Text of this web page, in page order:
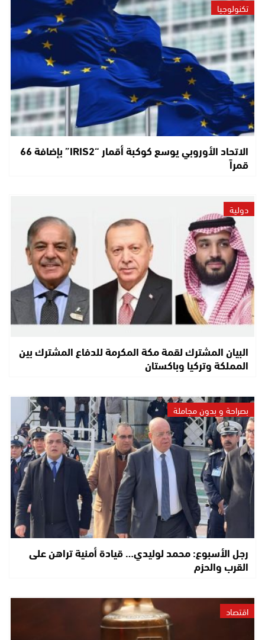
تكنولوجيا
الاتحاد الأوروبي يوسع كوكبة أقمار “IRIS2” بإضافة 66
قمراً
دولية
البيان المشترك لقمة مكة المكرمة للدفاع المشترك بين
المملكة وتركيا وباكستان
بصراحة و بدون مجاملة
رجل الأسبوع: محمد لوليدي… قيادة أمنية تراهن على
القرب والحزم
اقتصاد